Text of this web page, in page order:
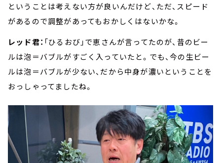
ということは考えない方が良いんだけど、ただ、スピード
があるので調整があってもおかしくはないかな。
レッド君： 「ひるおび」で恵さんが言ってたのが、昔のビー
ルは泡＝バブルがすごく入っていたと。でも、今の生ビー
ルは泡＝バブルが少ない、だから中身が濃いということを
おっしゃってましたね。